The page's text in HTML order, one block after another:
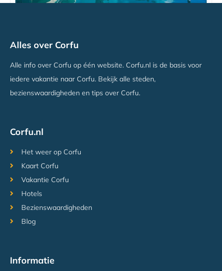
Alles over Corfu
Alle info over Corfu op één website. Corfu.nl is de basis voor
iedere vakantie naar Corfu. Bekijk alle steden,
bezienswaardigheden en tips over Corfu.
Corfu.nl
Het weer op Corfu
Kaart Corfu
Vakantie Corfu
Hotels
Bezienswaardigheden
Blog
Informatie